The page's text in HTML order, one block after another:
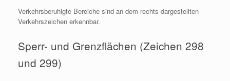
Verkehrsberuhigte Bereiche sind an dem rechts dargestellten
Verkehrszeichen erkennbar.
Sperr- und Grenzflächen (Zeichen 298
und 299)